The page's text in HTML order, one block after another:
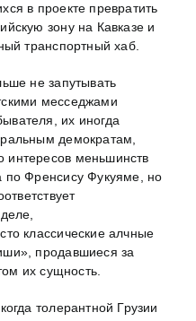
в проекте превратить
зону на Кавказе и
транспортный хаб.
не запутывать
месседжами
их иногда
демократам,
меньшинств
по Френсису Фукуяме, но
классические алчные
продавшиеся за
их сущность.
толерантной Грузии